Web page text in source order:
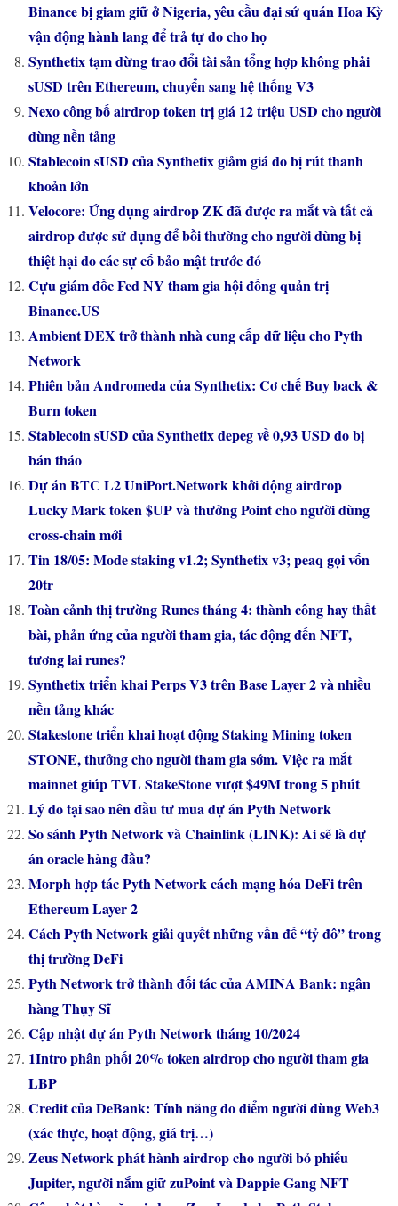
Binance bị giam giữ ở Nigeria, yêu cầu đại sứ quán Hoa Kỳ
vận động hành lang để trả tự do cho họ
Synthetix tạm dừng trao đổi tài sản tổng hợp không phải
sUSD trên Ethereum, chuyển sang hệ thống V3
Nexo công bố airdrop token trị giá 12 triệu USD cho người
dùng nền tảng
Stablecoin sUSD của Synthetix giảm giá do bị rút thanh
khoản lớn
Velocore: Ứng dụng airdrop ZK đã được ra mắt và tất cả
airdrop được sử dụng để bồi thường cho người dùng bị
thiệt hại do các sự cố bảo mật trước đó
Cựu giám đốc Fed NY tham gia hội đồng quản trị
Binance.US
Ambient DEX trở thành nhà cung cấp dữ liệu cho Pyth
Network
Phiên bản Andromeda của Synthetix: Cơ chế Buy back &
Burn token
Stablecoin sUSD của Synthetix depeg về 0,93 USD do bị
bán tháo
Dự án BTC L2 UniPort.Network khởi động airdrop
Lucky Mark token $UP và thưởng Point cho người dùng
cross-chain mới
Tin 18/05: Mode staking v1.2; Synthetix v3; peaq gọi vốn
20tr
Toàn cảnh thị trường Runes tháng 4: thành công hay thất
bài, phản ứng của người tham gia, tác động đến NFT,
tương lai runes?
Synthetix triển khai Perps V3 trên Base Layer 2 và nhiều
nền tảng khác
Stakestone triển khai hoạt động Staking Mining token
STONE, thưởng cho người tham gia sớm. Việc ra mắt
mainnet giúp TVL StakeStone vượt $49M trong 5 phút
Lý do tại sao nên đầu tư mua dự án Pyth Network
So sánh Pyth Network và Chainlink (LINK): Ai sẽ là dự
án oracle hàng đầu?
Morph hợp tác Pyth Network cách mạng hóa DeFi trên
Ethereum Layer 2
Cách Pyth Network giải quyết những vấn đề “tỷ đô” trong
thị trường DeFi
Pyth Network trở thành đối tác của AMINA Bank: ngân
hàng Thụy Sĩ
Cập nhật dự án Pyth Network tháng 10/2024
1Intro phân phối 20% token airdrop cho người tham gia
LBP
Credit của DeBank: Tính năng đo điểm người dùng Web3
(xác thực, hoạt động, giá trị…)
Zeus Network phát hành airdrop cho người bỏ phiếu
Jupiter, người nắm giữ zuPoint và Dappie Gang NFT